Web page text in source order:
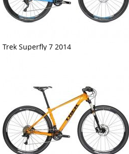
Trek Superfly 7 2014